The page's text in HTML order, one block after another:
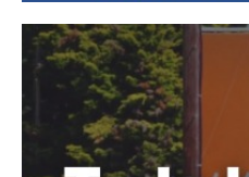
Reproductor
de
vídeo